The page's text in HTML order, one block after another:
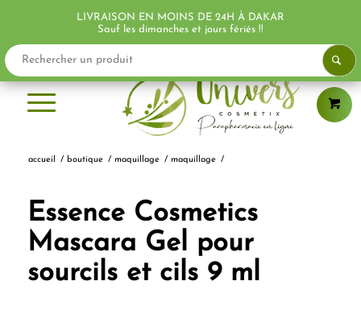
accueil / boutique / maquillage / maquillage /
Essence Cosmetics
Mascara Gel pour
sourcils et cils 9 ml
LIVRAISON EN MOINS DE 24H À DAKAR
Sauf les dimanches et jours fériés !!